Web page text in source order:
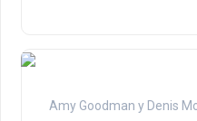
Amy Goodman y Denis